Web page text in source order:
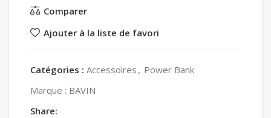
Comparer
Ajouter à la liste de favori
Catégories : Accessoires , Power Bank
Marque : BAVIN
Share: